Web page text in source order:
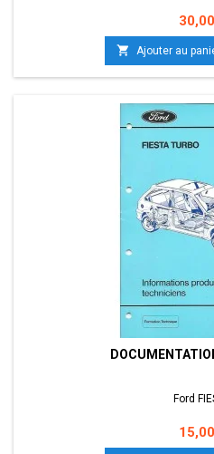
Prix
 Ajouter au
Ford
Prix